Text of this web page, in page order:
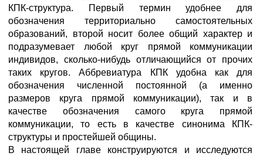
КПК-структура. Первый термин удобнее для
обозначения территориально самостоятельных
образований, второй носит более общий характер и
подразумевает любой круг прямой коммуникации
индивидов, сколько-нибудь отличающийся от прочих
таких кругов. Аббревиатура КПК удобна как для
обозначения численной постоянной (а именно
размеров круга прямой коммуникации), так и в
качестве обозначения самого круга прямой
коммуникации, то есть в качестве синонима КПК-
структуры и простейшей общины.
В настоящей главе конструируются и исследуются